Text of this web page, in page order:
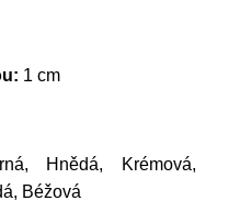
1 cm
Hnědá, Krémová,
Béžová